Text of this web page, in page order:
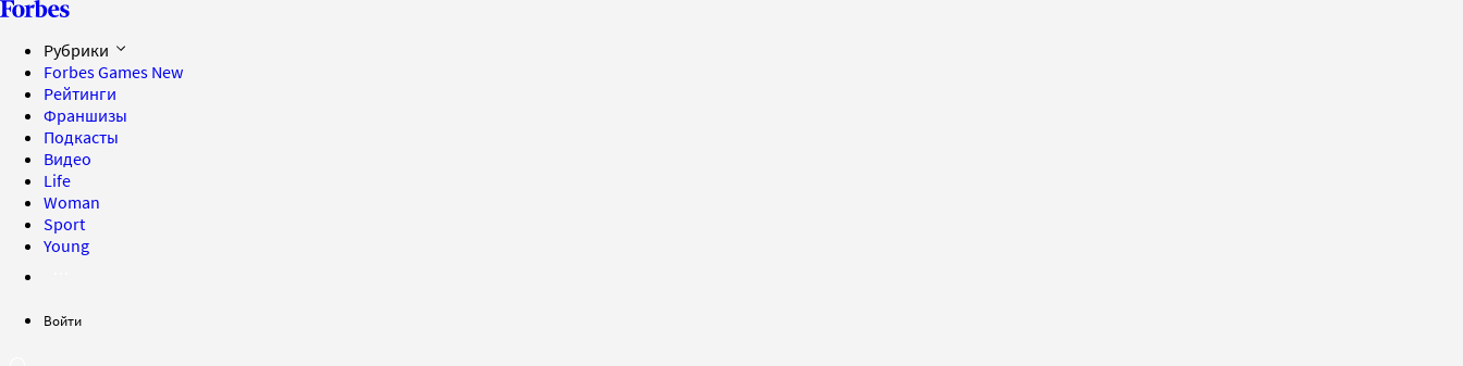
Рубрики
Forbes Games New
Рейтинги
Франшизы
Подкасты
Видео
Life
Woman
Sport
Young
Войти